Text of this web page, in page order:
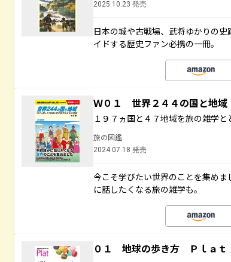
2025.10.23 発売
日本の城や古戦場、武将ゆかりの
イドする歴史ファン必携の一冊。
Ｗ０１ 世界２４４の国と地
１９７ヵ国と４７地域を旅の雑学と
旅の図鑑
2024.07.18 発売
今こそ学びたい世界のことを集め
に話したくなる旅の雑学も。
０１ 地球の歩き方 Ｐｌａ